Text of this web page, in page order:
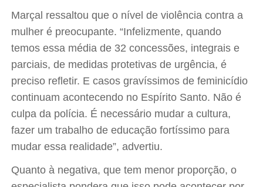
Marçal ressaltou que o nível de violência contra a
mulher é preocupante. “Infelizmente, quando
temos essa média de 32 concessões, integrais e
parciais, de medidas protetivas de urgência, é
preciso refletir. E casos gravíssimos de feminicídio
continuam acontecendo no Espírito Santo. Não é
culpa da polícia. É necessário mudar a cultura,
fazer um trabalho de educação fortíssimo para
mudar essa realidade”, advertiu.
Quanto à negativa, que tem menor proporção, o